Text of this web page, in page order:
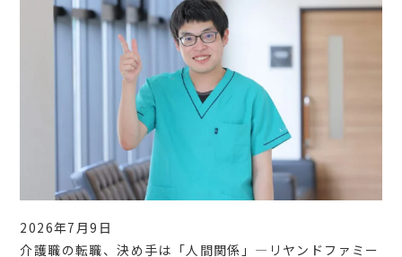
2026年7月9日
介護職の転職、決め手は「人間関係」―リヤンドファミー